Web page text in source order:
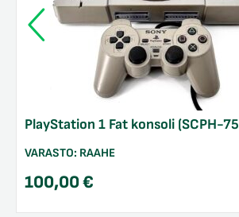
PlayStation 1 Fat konsoli (SCPH-
VARASTO: RAAHE
100,00€